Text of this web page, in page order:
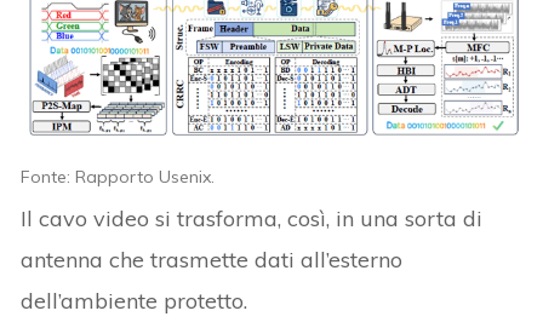
Fonte: Rapporto Usenix.
Il cavo video si trasforma, così, in una sorta di
antenna che trasmette dati all’esterno
dell’ambiente protetto.